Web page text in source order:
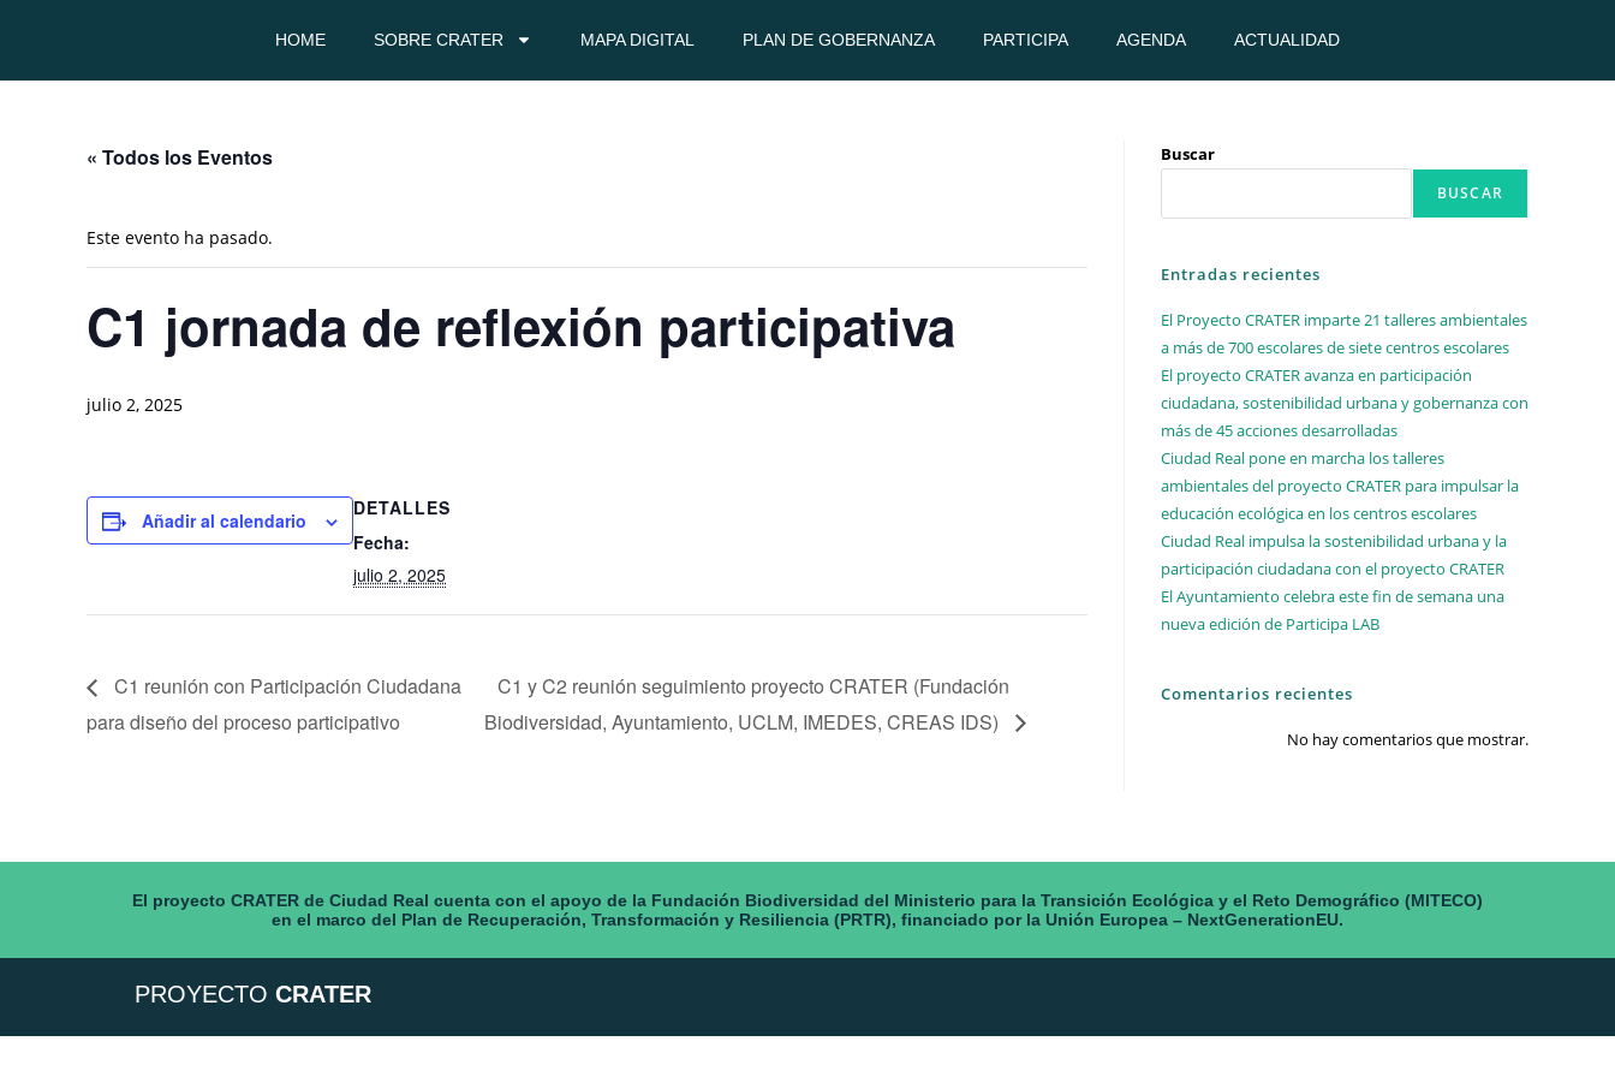
HOME SOBRE CRATER MAPA DIGITAL PLAN DE GOBERNANZA PARTICIPA AGENDA ACTUALIDAD
« Todos los Eventos
Este evento ha pasado.
C1 jornada de reflexión participativa
julio 2, 2025
Añadir al calendario
DETALLES
Fecha:
julio 2, 2025
C1 reunión con Participación Ciudadana
para diseño del proceso participativo
C1 y C2 reunión seguimiento proyecto CRATER (Fundación
Biodiversidad, Ayuntamiento, UCLM, IMEDES, CREAS IDS)
Buscar
BUSCAR
Entradas recientes
El Proyecto CRATER imparte 21 talleres ambientales
a más de 700 escolares de siete centros escolares
El proyecto CRATER avanza en participación
ciudadana, sostenibilidad urbana y gobernanza con
más de 45 acciones desarrolladas
Ciudad Real pone en marcha los talleres
ambientales del proyecto CRATER para impulsar la
educación ecológica en los centros escolares
Ciudad Real impulsa la sostenibilidad urbana y la
participación ciudadana con el proyecto CRATER
El Ayuntamiento celebra este fin de semana una
nueva edición de Participa LAB
Comentarios recientes
No hay comentarios que mostrar.
El proyecto CRATER de Ciudad Real cuenta con el apoyo de la Fundación Biodiversidad del Ministerio para la Transición Ecológica y el Reto Demográfico (MITECO)
en el marco del Plan de Recuperación, Transformación y Resiliencia (PRTR), financiado por la Unión Europea – NextGenerationEU.
PROYECTO CRATER